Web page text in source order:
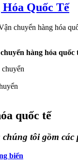
Quốc Tế
chuyển hàng hóa
hàng hóa quốc
quốc tế
tôi gồm
biển